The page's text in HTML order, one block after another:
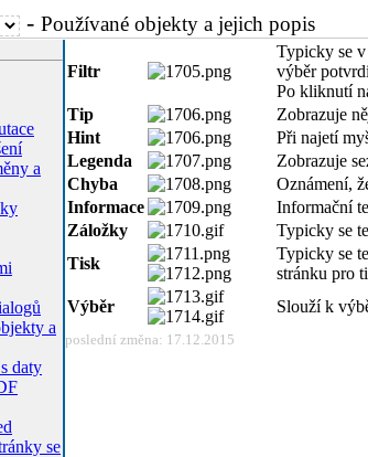
- Používané objekty a jejich popis
a
a
daty
se
Filtr
Typicky se
výběr
Po kliknutí
Tip
Zobrazuje
Hint
Při najetí
Legenda
Zobrazuje
Chyba
Oznámení,
Informace
Informační
Záložky
Typicky se
Tisk
Typicky se
stránku pro
Výběr
Slouží k
poslední změna: 17.12.2015